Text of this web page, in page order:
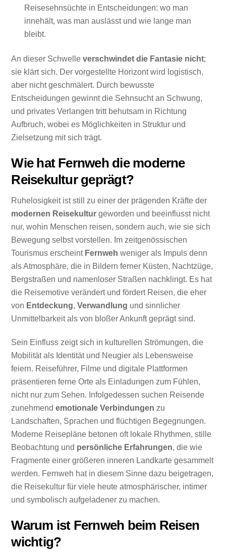
Reisesehnsüchte in Entscheidungen: wo man
innehält, was man auslässt und wie lange man
bleibt.
An dieser Schwelleverschwindet die Fantasie nicht;
sie klärt sich. Der vorgestellte Horizont wird logistisch,
aber nicht geschmälert. Durch bewusste
Entscheidungen gewinnt die Sehnsucht an Schwung,
und privates Verlangen tritt behutsam in Richtung
Aufbruch, wobei es Möglichkeiten in Struktur und
Zielsetzung mit sich trägt.
Wie hat Fernweh die moderne
Reisekultur geprägt?
Ruhelosigkeit ist still zu einer der prägenden Kräfte der
modernen Reisekultur geworden und beeinflusst nicht
nur, wohin Menschen reisen, sondern auch, wie sie sich
Bewegung selbst vorstellen. Im zeitgenössischen
Tourismus erscheint Fernweh weniger als Impuls denn
als Atmosphäre, die in Bildern ferner Küsten, Nachtzüge,
Bergstraßen und namenloser Straßen nachklingt. Es hat
die Reisemotive verändert und fördert Reisen, die eher
von Entdeckung,Verwandlung und sinnlicher
Unmittelbarkeit als von bloßer Ankunft geprägt sind.
Sein Einfluss zeigt sich in kulturellen Strömungen, die
Mobilität als Identität und Neugier als Lebensweise
feiern. Reiseführer, Filme und digitale Plattformen
präsentieren ferne Orte als Einladungen zum Fühlen,
nicht nur zum Sehen. Infolgedessen suchen Reisende
zunehmendemotionale Verbindungen zu
Landschaften, Sprachen und flüchtigen Begegnungen.
Moderne Reisepläne betonen oft lokale Rhythmen, stille
Beobachtung und persönliche Erfahrungen, die wie
Fragmente einer größeren inneren Landkarte gesammelt
werden. Fernweh hat in diesem Sinne dazu beigetragen,
die Reisekultur für viele heute atmosphärischer, intimer
und symbolisch aufgeladener zu machen.
Warum ist Fernweh beim Reisen
wichtig?